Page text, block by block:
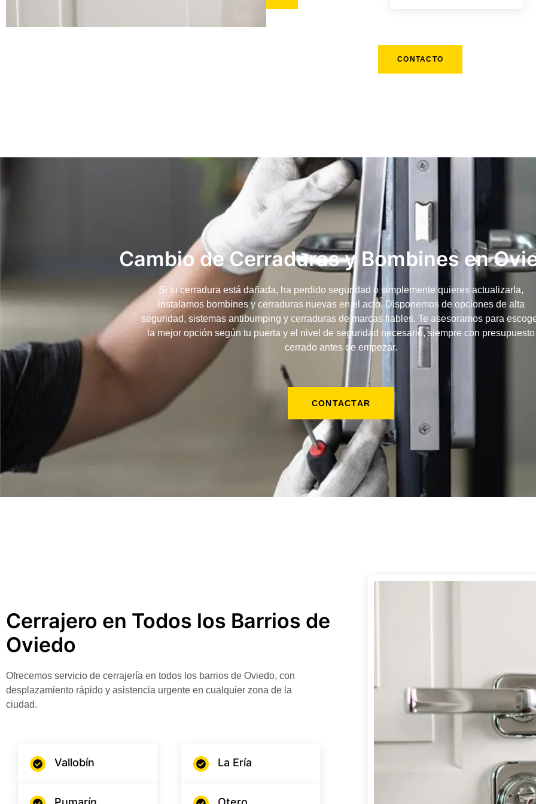
CONTACTO
Cambio de Cerraduras y Bombines en
Si tu cerradura está dañada, ha perdido seguridad o simplemente quieres actualizarla,
instalamos bombines y cerraduras nuevas en el acto. Disponemos de opciones de alta
seguridad, sistemas antibumping y cerraduras de marcas fiables. Te asesoramos para
la mejor opción según tu puerta y el nivel de seguridad necesario, siempre con presupuesto
cerrado antes de empezar.
CONTACTAR
Cerrajero en Todos los Barrios de
Oviedo
Ofrecemos servicio de cerrajería en todos los barrios de Oviedo, con
desplazamiento rápido y asistencia urgente en cualquier zona de la
ciudad.
Vallobín La Ería